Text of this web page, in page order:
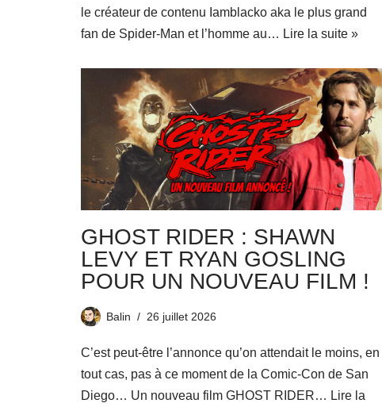
le créateur de contenu Iamblacko aka le plus grand
fan de Spider-Man et l’homme au… Lire la suite »
GHOST RIDER : SHAWN
LEVY ET RYAN GOSLING
POUR UN NOUVEAU FILM !
Balin 26 juillet 2026
C’est peut-être l’annonce qu’on attendait le moins, en
tout cas, pas à ce moment de la Comic-Con de San
Diego… Un nouveau film GHOST RIDER… Lire la